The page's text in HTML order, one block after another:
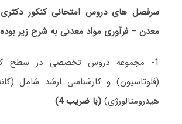
معدن – فرآوری مواد معدنی به شرح زیر
1- مجموعه دروس تخصصی در سطح
(فلوتاسیون) و کارشناسی ارشد شامل
هیدرومتالورژی) (با ضریب 4)